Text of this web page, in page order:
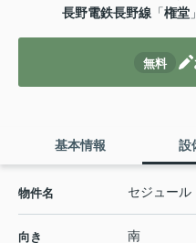
長野電鉄長野線 「権堂
無料
基本情報 設
物件名 セジュール
向き 南